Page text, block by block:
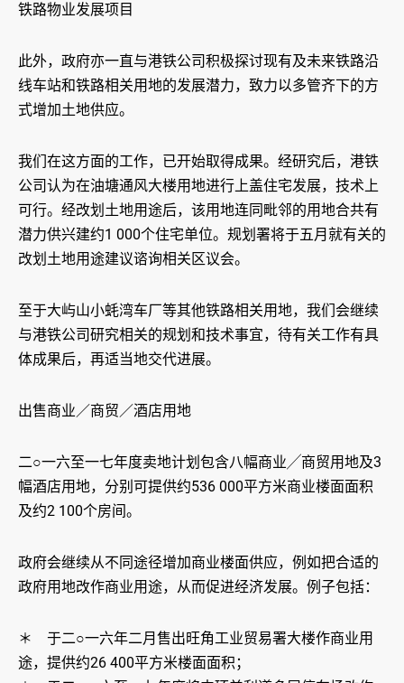
铁路物业发展项目
此外，政府亦一直与港铁公司积极探讨现有及未来铁路沿
线车站和铁路相关用地的发展潜力，致力以多管齐下的方
式增加土地供应。
我们在这方面的工作，已开始取得成果。经研究后，港铁
公司认为在油塘通风大楼用地进行上盖住宅发展，技术上
可行。经改划土地用途后，该用地连同毗邻的用地合共有
潜力供兴建约1 000个住宅单位。规划署将于五月就有关的
改划土地用途建议谘询相关区议会。
至于大屿山小蚝湾车厂等其他铁路相关用地，我们会继续
与港铁公司研究相关的规划和技术事宜，待有关工作有具
体成果后，再适当地交代进展。
出售商业／商贸／酒店用地
二○一六至一七年度卖地计划包含八幅商业╱商贸用地及3
幅酒店用地，分别可提供约536 000平方米商业楼面面积
及约2 100个房间。
政府会继续从不同途径增加商业楼面供应，例如把合适的
政府用地改作商业用途，从而促进经济发展。例子包括：
＊ 于二○一六年二月售出旺角工业贸易署大楼作商业用
途，提供约26 400平方米楼面面积；